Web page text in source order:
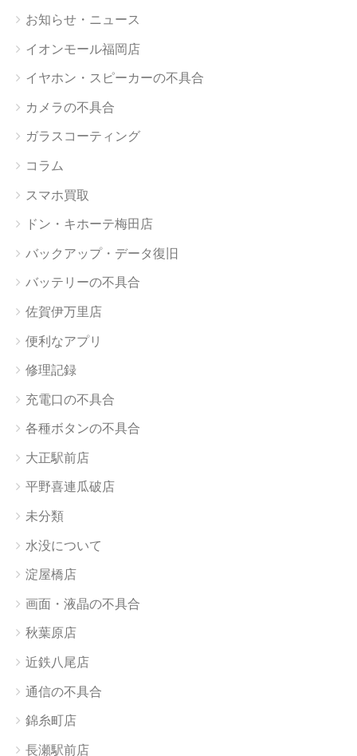
お知らせ・ニュース
イオンモール福岡店
イヤホン・スピーカーの不具合
カメラの不具合
ガラスコーティング
コラム
スマホ買取
ドン・キホーテ梅田店
バックアップ・データ復旧
バッテリーの不具合
佐賀伊万里店
便利なアプリ
修理記録
充電口の不具合
各種ボタンの不具合
大正駅前店
平野喜連瓜破店
未分類
水没について
淀屋橋店
画面・液晶の不具合
秋葉原店
近鉄八尾店
通信の不具合
錦糸町店
長瀬駅前店